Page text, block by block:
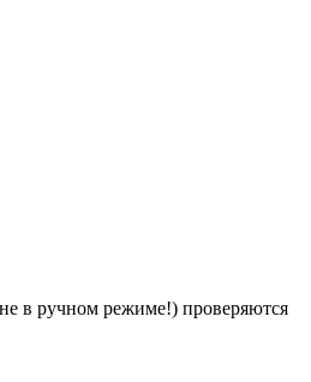
в ручном режиме!) проверяются